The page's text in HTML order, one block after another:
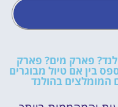
פארק מים? פארק
בין אם טיול מבוגרים
המומלצים בהולנד